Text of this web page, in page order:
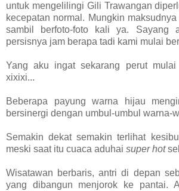
untuk mengelilingi Gili Trawangan
kecepatan normal. Mungkin
sambil berfoto-foto kali ya. Sayang
persisnya jam berapa tadi kami mulai
Yang aku ingat sekarang perut
xixixi...
Beberapa payung warna hijau
bersinergi dengan umbul-umbul warna-
Semakin dekat semakin terlihat
meski saat itu cuaca aduhai super hot
Wisatawan berbaris, antri di depan
yang dibangun menjorok ke pantai.